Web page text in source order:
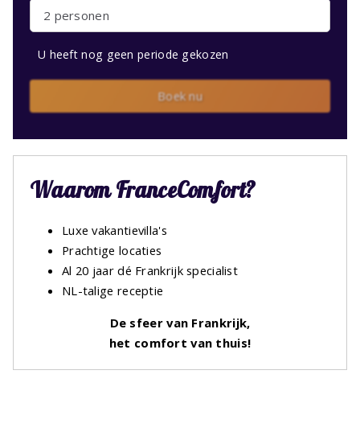
2 personen
U heeft nog geen periode gekozen
Boek nu
Waarom FranceComfort?
Luxe vakantievilla's
Prachtige locaties
Al 20 jaar dé Frankrijk specialist
NL-talige receptie
De sfeer van Frankrijk,
het comfort van thuis!